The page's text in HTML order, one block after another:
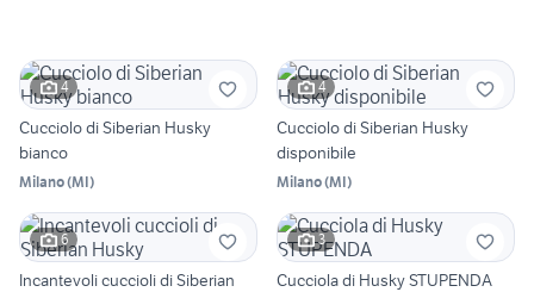
4
Cucciolo di Siberian Husky
bianco
Milano(MI)
4
Cucciolo di Siberian Husky
disponibile
Milano(MI)
6
Incantevoli cuccioli di Siberian
3
Cucciola di Husky STUPENDA